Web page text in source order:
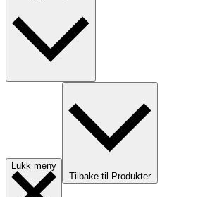
Lukk meny
Tilbake til Produkter